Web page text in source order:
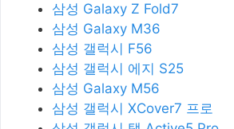
삼성 Galaxy Z Fold7
삼성 Galaxy M36
삼성 갤럭시 F56
삼성 갤럭시 에지 S25
삼성 Galaxy M56
삼성 갤럭시 XCover7 프로